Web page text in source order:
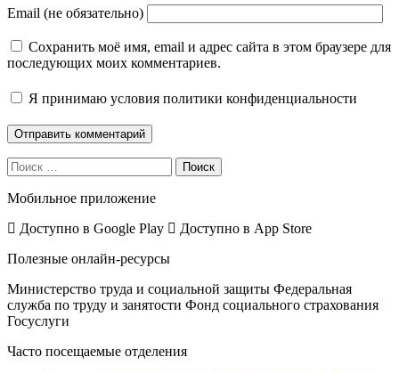
Email (не обязательно)
Сохранить моё имя, email и адрес сайта в этом браузере для
последующих моих комментариев.
Я принимаю условия политики конфиденциальности
Поиск
Мобильное приложение
Доступно в Google Play Доступно в App Store
Полезные онлайн-ресурсы
Министерство труда и социальной защиты Федеральная
служба по труду и занятости Фонд социального страхования
Госуслуги
Часто посещаемые отделения